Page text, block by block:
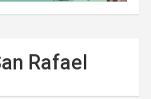
Rafael